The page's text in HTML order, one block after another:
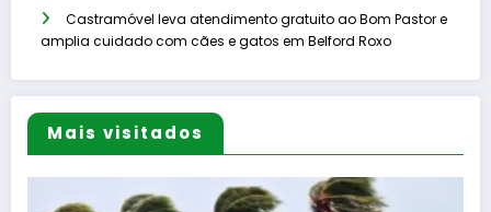
Castramóvel leva atendimento gratuito ao Bom Pastor e
amplia cuidado com cães e gatos em Belford Roxo
Mais visitados